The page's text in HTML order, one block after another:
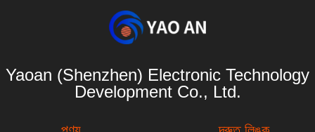
Yaoan (Shenzhen) Electronic Technology
Development Co., Ltd.